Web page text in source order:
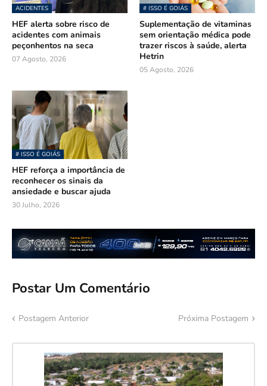
ACIDENTES
HEF alerta sobre risco de
acidentes com animais
peçonhentos na seca
07 Agosto, 2026
# ISSO É GOIÁS
Suplementação de vitaminas
sem orientação médica pode
trazer riscos à saúde, alerta
Hetrin
05 Agosto, 2026
# ISSO É GOIÁS
HEF reforça a importância de
reconhecer os sinais da
ansiedade e buscar ajuda
30 Julho, 2026
Postar Um Comentário
Postagem Anterior Próxima Postagem